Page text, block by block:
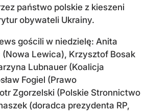
państwo polskie z kieszeni
obywateli Ukrainy.
gościli w niedzielę: Anita
Lewica), Krzysztof Bosak
Lubnauer (Koalicja
Fogiel (Prawo
Zgorzelski (Polskie Stronnictwo
(doradca prezydenta RP,